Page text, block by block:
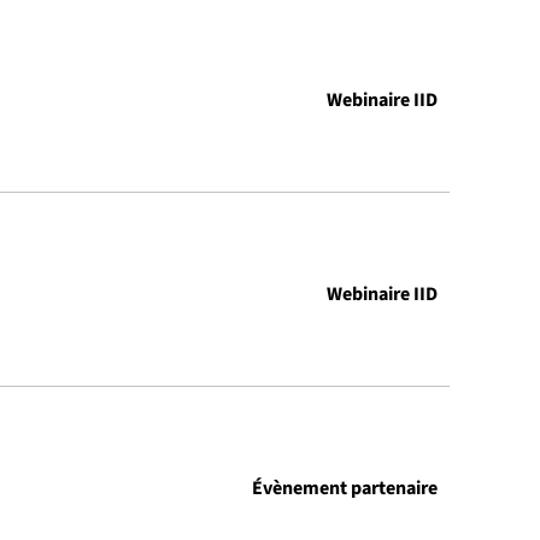
Webinaire IID
Webinaire IID
Évènement partenaire